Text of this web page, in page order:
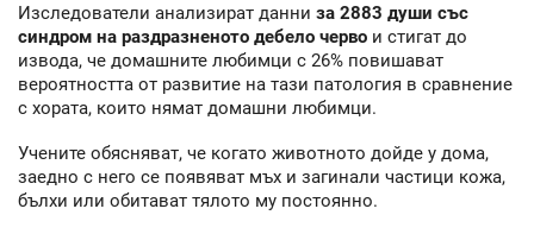
Изследователи анализират данни за 2883 души със
синдром на раздразненото дебело черво и стигат до
извода, че домашните любимци с 26% повишават
вероятността от развитие на тази патология в сравнение
с хората, които нямат домашни любимци.
Учените обясняват, че когато животното дойде у дома,
заедно с него се появяват мъх и загинали частици кожа,
бълхи или обитават тялото му постоянно.